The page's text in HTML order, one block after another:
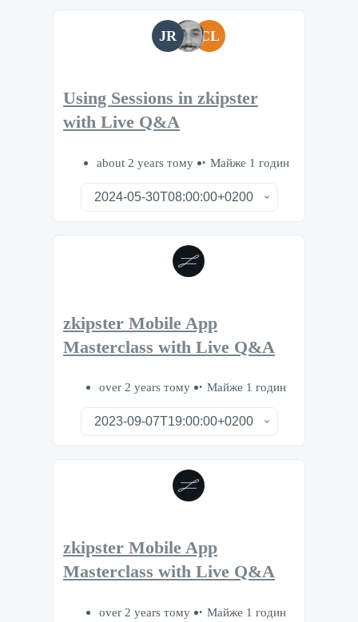
JR CL
Using Sessions in zkipster
with Live Q&A
about 2 years тому Майже 1 годин
zkipster Mobile App
Masterclass with Live Q&A
over 2 years тому Майже 1 годин
zkipster Mobile App
Masterclass with Live Q&A
over 2 years тому Майже 1 годин